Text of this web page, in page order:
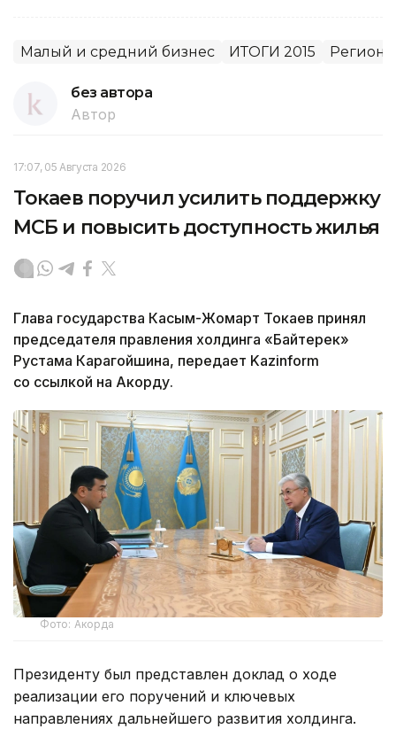
Малый и средний бизнес ИТОГИ 2015 Регионы
без автора
Автор
17:07, 05 Августа 2026
Токаев поручил усилить поддержку
МСБ и повысить доступность жилья
Глава государства Касым-Жомарт Токаев принял
председателя правления холдинга «Байтерек»
Рустама Карагойшина, передает Kazinform
со ссылкой на Акорду.
Фото: Акорда
Президенту был представлен доклад о ходе
реализации его поручений и ключевых
направлениях дальнейшего развития холдинга.